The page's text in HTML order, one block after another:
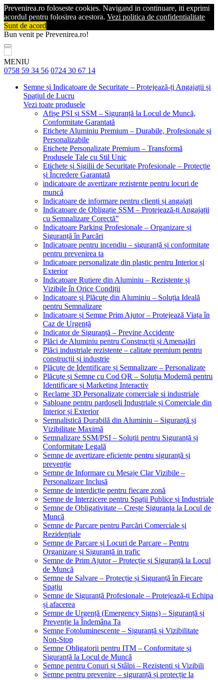
Prevenirea.ro foloseste cookies. Navigand in continuare, iti exprimi
acordul pentru folosirea acestora. Vezi politica de confidentialitate
Sunt de acord
Bun venit pe Prevenirea.ro!
MENIU
0758 59 34 56 0724 30 67 14
Semne și Indicatoare de Securitate – Protejează-ți Angajații și
Spațiul de Lucru
Vezi toate produsele
Afișe PSI și SSM – Siguranță la Locul de Muncă,
Conformitate Garantată
Etichete Aluminiu Premium – Durabile, Profesionale și
Personalizabile
Etichete Personalizate Premium – Transformă
Produsele Tale cu Stil Unic
Etichete și Sigilii de Securitate Profesionale – Protecție
și Încredere Garantată
indicatoare de avertizare rezistente pentru locuri de
muncă
Indicatoare de informare pentru clienți și angajați
Indicatoare de Obligație SSM – Protejează-ți Angajații
cu Semnalizare Corectă”
Indicatoare Parking Profesionale – Organizare și
Siguranță în Parcări
Indicatoare pentru incendiu – siguranță și conformitate
pentru prevenirea ta
Indicatoare personalizate din plastic pentru Interior și
Exterior
Indicatoare Rutiere din Aluminiu – Rezistente și
Vizibile în Orice Condiții
Indicatoare și Plăcuțe din Aluminiu – Soluția Ideală
pentru Semnalizare
Indicatoare și Semne Prim Ajutor – Protejează Viața în
Caz de Urgență
Indicator de Siguranță – Previne Accidente
Plăci de Aluminiu pentru Construcții și Amenajări
Plăci industriale rezistente – calitate premium pentru
construcții și industrie
Plăcuțe de Identificare și Semnalizare – Personalizate
Plăcuțe și Semne cu Cod QR – Soluția Modernă pentru
Identificare și Marketing Interactiv
Reclame 3D Personalizate comerciale si industriale
Sabloane pentru pardoseli Industriale și Comerciale din
Interior și Exterior
Semnalistică Durabilă din Aluminiu – Siguranță și
Vizibilitate Maximă
Semnalizare SSM/PSI – Soluții pentru Siguranță și
Conformitate Legală
Semne de avertizare eficiente pentru siguranță și
prevenție
Semne de Informare cu Mesaje Clar Vizibile –
Personalizare Inclusă
Semne de interdicție pentru fiecare zonă
Semne de Interzicere pentru Spații Publice și Industriale
Semne de Obligativitate – Crește Siguranța la Locul de
Muncă
Semne de Parcare pentru Parcări Comerciale și
Rezidențiale
Semne de Parcare și Locuri de Parcare – Pentru
Organizare și Siguranță in trafic
Semne de Prim Ajutor – Protecție și Siguranță la Locul
de Muncă
Semne de Salvare – Protecție și Siguranță în Fiecare
Spațiu
Semne de Siguranță Profesionale – Protejează-ți Echipa
și afacerea
Semne de Urgență (Emergency Signs) – Siguranță și
Prevenție la Îndemâna Ta
Semne Fotoluminescente – Siguranță și Vizibilitate
Non-Stop
Semne Obligatorii pentru ITM – Conformitate și
Siguranță la Locul de Muncă
Semne pentru Conuri și Stâlpi – Rezistenti și Vizibili
Semne pentru prevenire – siguranță și protecție la